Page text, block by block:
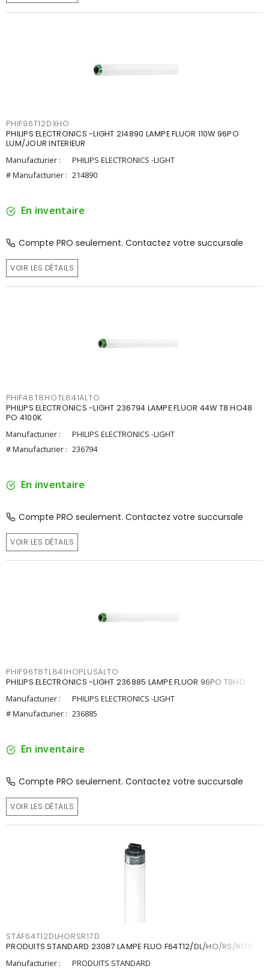
PHIF96T12DXHO
PHILIPS ELECTRONICS -LIGHT 214890 LAMPE FLUOR 110W 96PO
LUM/JOUR INTERIEUR
Manufacturier :
PHILIPS ELECTRONICS -LIGHT
# Manufacturier : 214890
En inventaire
Compte PRO seulement. Contactez votre succursale
VOIR LES DÉTAILS
PHIF48T8HOTL841ALTO
PHILIPS ELECTRONICS -LIGHT 236794 LAMPE FLUOR 44W T8 HO48
PO 4100K
Manufacturier :
PHILIPS ELECTRONICS -LIGHT
# Manufacturier : 236794
En inventaire
Compte PRO seulement. Contactez votre succursale
VOIR LES DÉTAILS
PHIF96T8TL841HOPLUSALTO
PHILIPS ELECTRONICS -LIGHT 236885 LAMPE FLUOR 96PO T8HO
Manufacturier :
PHILIPS ELECTRONICS -LIGHT
# Manufacturier : 236885
En inventaire
Compte PRO seulement. Contactez votre succursale
VOIR LES DÉTAILS
STAF64T12DLHORSR17D
PRODUITS STANDARD 23087 LAMPE FLUO F64T12/DL/HO/RS/R17D
Manufacturier :
PRODUITS STANDARD